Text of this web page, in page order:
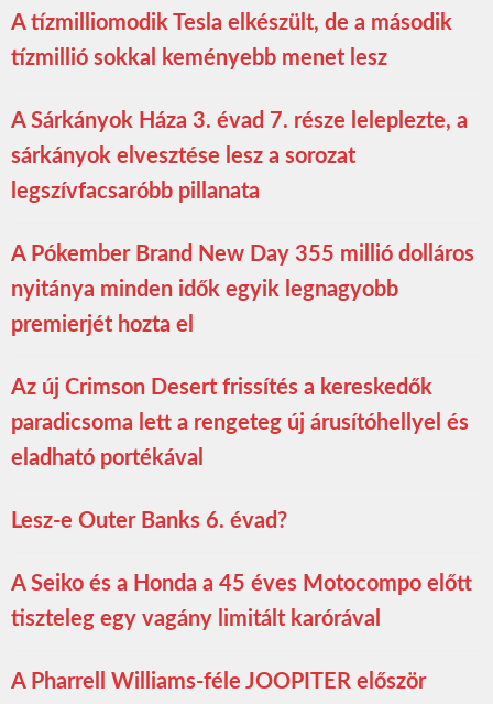
A tízmilliomodik Tesla elkészült, de a második
tízmillió sokkal keményebb menet lesz
A Sárkányok Háza 3. évad 7. része leleplezte, a
sárkányok elvesztése lesz a sorozat
legszívfacsaróbb pillanata
A Pókember Brand New Day 355 millió dolláros
nyitánya minden idők egyik legnagyobb
premierjét hozta el
Az új Crimson Desert frissítés a kereskedők
paradicsoma lett a rengeteg új árusítóhellyel és
eladható portékával
Lesz-e Outer Banks 6. évad?
A Seiko és a Honda a 45 éves Motocompo előtt
tiszteleg egy vagány limitált karórával
A Pharrell Williams-féle JOOPITER először